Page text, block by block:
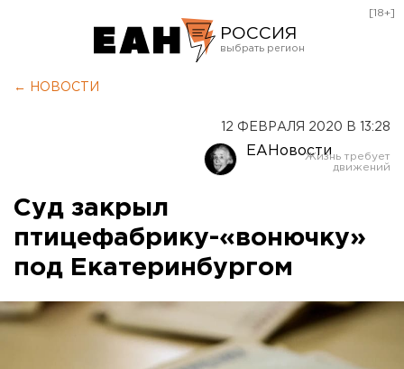
РОССИЯ
Оренбург
[18+]
← НОВОСТИ
12 ФЕВРАЛЯ 2020 В 13:28
ЕАНовости
Суд закрыл
птицефабрику-«вонючку»
под Екатеринбургом